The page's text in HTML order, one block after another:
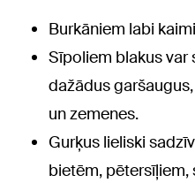
Burkāniem labi
Sīpoliem blakus var
dažādus
un zemenes.
Gurķus lieliski
bietēm, pētersīļiem,